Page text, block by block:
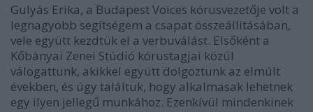
Gulyás Erika, a Budapest Voices kórusvezetője volt a
legnagyobb segítségem a csapat összeállításában,
vele együtt kezdtük el a verbuválást. Elsőként a
Kőbányai Zenei Stúdió kórustagjai közül
válogattunk, akikkel együtt dolgoztunk az elmúlt
években, és úgy találtuk, hogy alkalmasak lehetnek
egy ilyen jellegű munkához. Ezenkívül mindenkinek